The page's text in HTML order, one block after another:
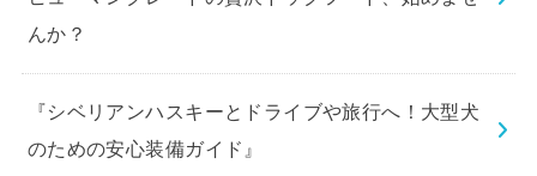
んか？
『シベリアンハスキーとドライブや旅行へ！大型犬
のための安心装備ガイド』